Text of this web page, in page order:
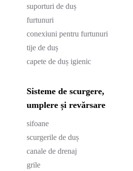
suporturi de duș
furtunuri
conexiuni pentru furtunuri
tije de duș
capete de duș igienic
Sisteme de scurgere,
umplere și revărsare
sifoane
scurgerile de duș
canale de drenaj
grile